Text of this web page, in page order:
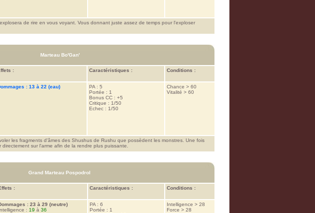
de rire en vous voyant. Vous donnant juste assez de temps pour l'exploser
Marteau Bo'Gan'
: Caractéristiques : Conditions :
: 13 à 22 (eau)
PA : 5
Portée : 1
Bonus CC : +5
Critique : 1/50
Echec : 1/50
Chance > 60
Vitalité > 60
les fragments d'âmes des Shushus de Rushu que possèdent les monstres. Une fois
sur l'arme afin de la rendre plus puissante.
Grand Marteau Pospodrol
: Caractéristiques : Conditions :
: 23 à 29 (neutre)
: 19 à 36
PA : 6
Portée : 1
Intelligence > 28
Force > 28